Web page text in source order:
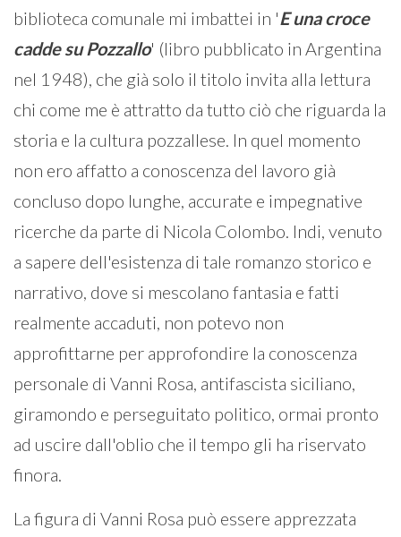
biblioteca comunale mi imbattei in 'E una croce
cadde su Pozzallo' (libro pubblicato in Argentina
nel 1948), che già solo il titolo invita alla lettura
chi come me è attratto da tutto ciò che riguarda la
storia e la cultura pozzallese. In quel momento
non ero affatto a conoscenza del lavoro già
concluso dopo lunghe, accurate e impegnative
ricerche da parte di Nicola Colombo. Indi, venuto
a sapere dell'esistenza di tale romanzo storico e
narrativo, dove si mescolano fantasia e fatti
realmente accaduti, non potevo non
approfittarne per approfondire la conoscenza
personale di Vanni Rosa, antifascista siciliano,
giramondo e perseguitato politico, ormai pronto
ad uscire dall'oblio che il tempo gli ha riservato
finora.
La figura di Vanni Rosa può essere apprezzata